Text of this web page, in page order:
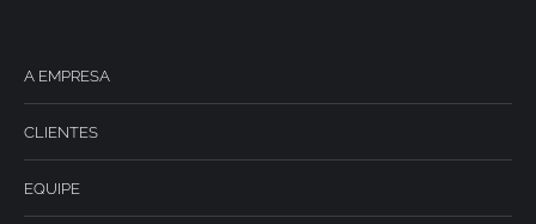
A EMPRESA
CLIENTES
EQUIPE